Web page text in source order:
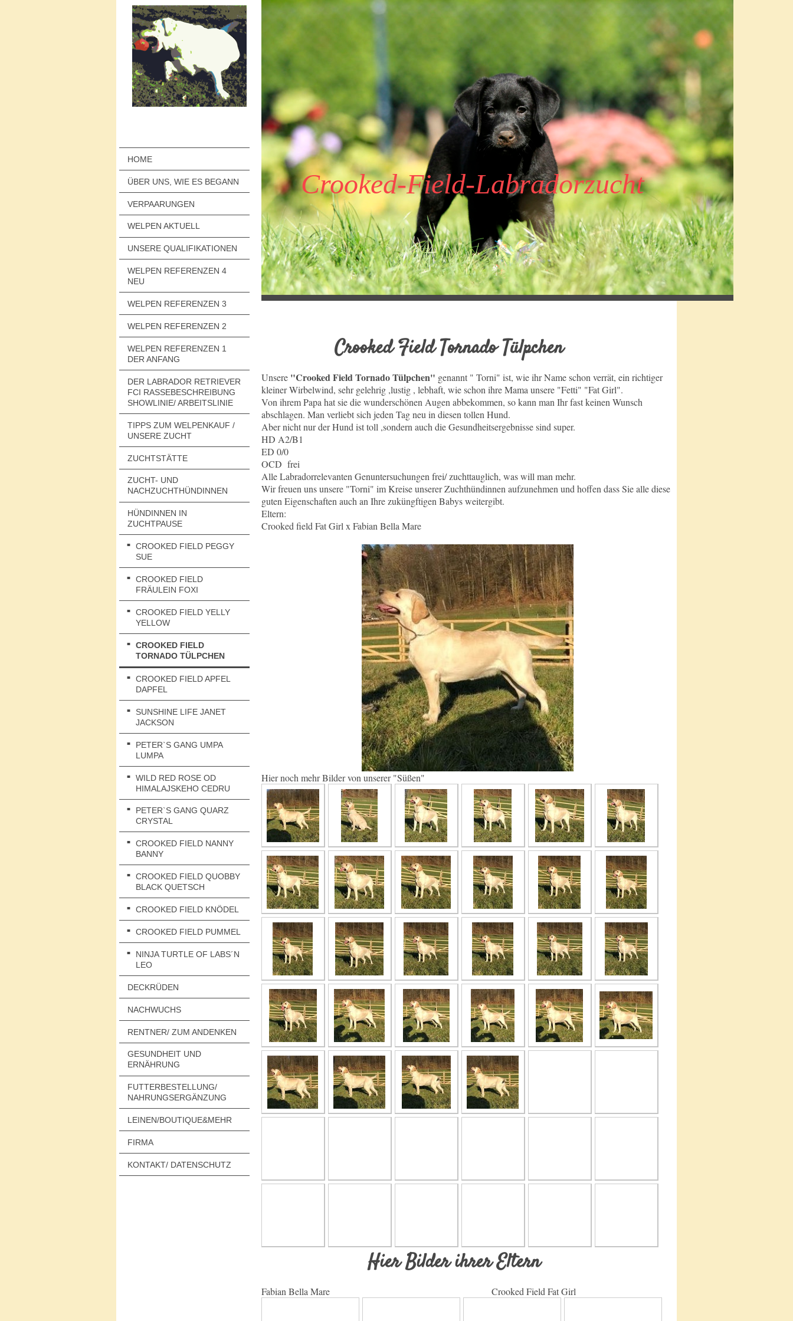
HOME
ÜBER UNS, WIE ES BEGANN
VERPAARUNGEN
WELPEN AKTUELL
UNSERE QUALIFIKATIONEN
WELPEN REFERENZEN 4
NEU
WELPEN REFERENZEN 3
WELPEN REFERENZEN 2
WELPEN REFERENZEN 1
DER ANFANG
DER LABRADOR RETRIEVER
FCI RASSEBESCHREIBUNG
SHOWLINIE/ ARBEITSLINIE
TIPPS ZUM WELPENKAUF /
UNSERE ZUCHT
ZUCHTSTÄTTE
ZUCHT- UND
NACHZUCHTHÜNDINNEN
HÜNDINNEN IN
ZUCHTPAUSE
CROOKED FIELD PEGGY
SUE
CROOKED FIELD
FRÄULEIN FOXI
CROOKED FIELD YELLY
YELLOW
CROOKED FIELD
TORNADO TÜLPCHEN
CROOKED FIELD APFEL
DAPFEL
SUNSHINE LIFE JANET
JACKSON
PETER`S GANG UMPA
LUMPA
WILD RED ROSE OD
HIMALAJSKEHO CEDRU
PETER`S GANG QUARZ
CRYSTAL
CROOKED FIELD NANNY
BANNY
CROOKED FIELD QUOBBY
BLACK QUETSCH
CROOKED FIELD KNÖDEL
CROOKED FIELD PUMMEL
NINJA TURTLE OF LABS´N
LEO
DECKRÜDEN
NACHWUCHS
RENTNER/ ZUM ANDENKEN
GESUNDHEIT UND
ERNÄHRUNG
FUTTERBESTELLUNG/
NAHRUNGSERGÄNZUNG
LEINEN/BOUTIQUE&MEHR
FIRMA
KONTAKT/ DATENSCHUTZ
Crooked-Field-Labradorzucht
Crooked Field Tornado Tülpchen
Unsere "Crooked Field Tornado Tülpchen" genannt " Torni" ist, wie ihr Name schon verrät, ein richtiger
kleiner Wirbelwind, sehr gelehrig ,lustig , lebhaft, wie schon ihre Mama unsere "Fetti" "Fat Girl".
Von ihrem Papa hat sie die wunderschönen Augen abbekommen, so kann man Ihr fast keinen Wunsch
abschlagen. Man verliebt sich jeden Tag neu in diesen tollen Hund.
Aber nicht nur der Hund ist toll ,sondern auch die Gesundheitsergebnisse sind super.
HD A2/B1
ED 0/0
OCD frei
Alle Labradorrelevanten Genuntersuchungen frei/ zuchttauglich, was will man mehr.
Wir freuen uns unsere "Torni" im Kreise unserer Zuchthündinnen aufzunehmen und hoffen dass Sie alle diese
guten Eigenschaften auch an Ihre zuküngftigen Babys weitergibt.
Eltern:
Crooked field Fat Girl x Fabian Bella Mare
Hier noch mehr Bilder von unserer "Süßen"
Hier Bilder ihrer Eltern
Fabian Bella Mare Crooked Field Fat Girl